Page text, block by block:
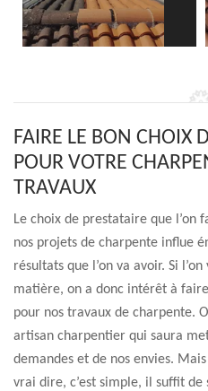
FAIRE LE BON CHOIX
POUR VOTRE
TRAVAUX
Le choix de prestataire que l’on
nos projets de charpente influe
résultats que l’on va avoir. Si
matière, on a donc intérêt à
pour nos travaux de charpente.
artisan charpentier qui saura
demandes et de nos envies.
vrai dire, c’est simple, il suffit